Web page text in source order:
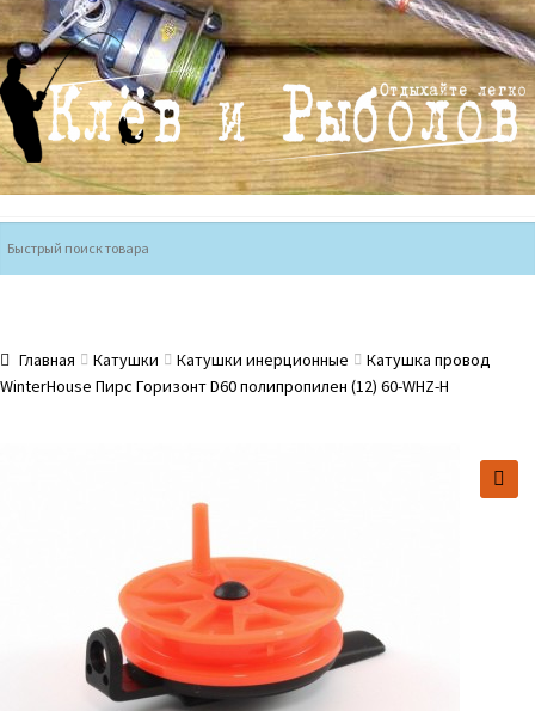
Перейти
к
навигации
Перейти
к
содержимому
Главная Катушки Катушки инерционные
Катушка провод
WinterHouse Пирс Горизонт D60 полипропилен (12) 60-WHZ-H